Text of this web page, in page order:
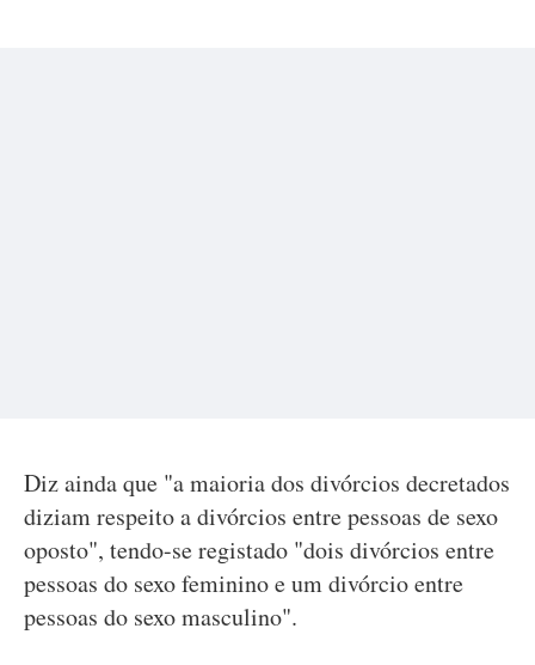
Diz ainda que "a maioria dos divórcios decretados
diziam respeito a divórcios entre pessoas de sexo
oposto", tendo-se registado "dois divórcios entre
pessoas do sexo feminino e um divórcio entre
pessoas do sexo masculino".